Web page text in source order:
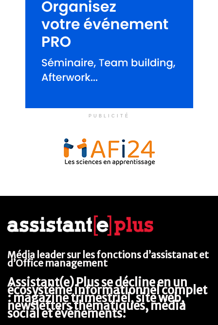
PUBLICITÉ
Média leader sur les fonctions d’assistanat et
d’Office management
Assistant(e) Plus se décline en un
écosystème informationnel complet
: magazine trimestriel, site web,
newsletters thématiques, média
social et événements.